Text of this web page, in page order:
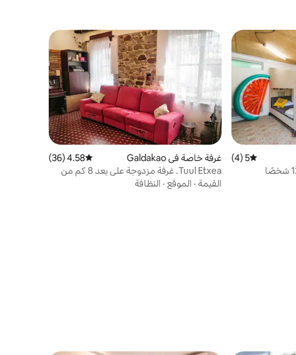
متوسط التقييم 5 من 5، 4 مراجعات
5 (4)
غرفة خاصة في Galdakao متوسط التقييم 4.58 من 5، 36 مراجعات
4.58 (36)
Tuul Etxea. غرفة مزدوجة على بعد 8 كم من
بلباو (2)
القيمة · الموقع · النظافة